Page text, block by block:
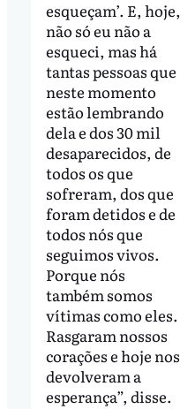
esqueçam’. E, hoje,
não só eu não a
esqueci, mas há
tantas pessoas que
neste momento
estão lembrando
dela e dos 30 mil
desaparecidos, de
todos os que
sofreram, dos que
foram detidos e de
todos nós que
seguimos vivos.
Porque nós
também somos
vítimas como eles.
Rasgaram nossos
corações e hoje nos
devolveram a
esperança”, disse.